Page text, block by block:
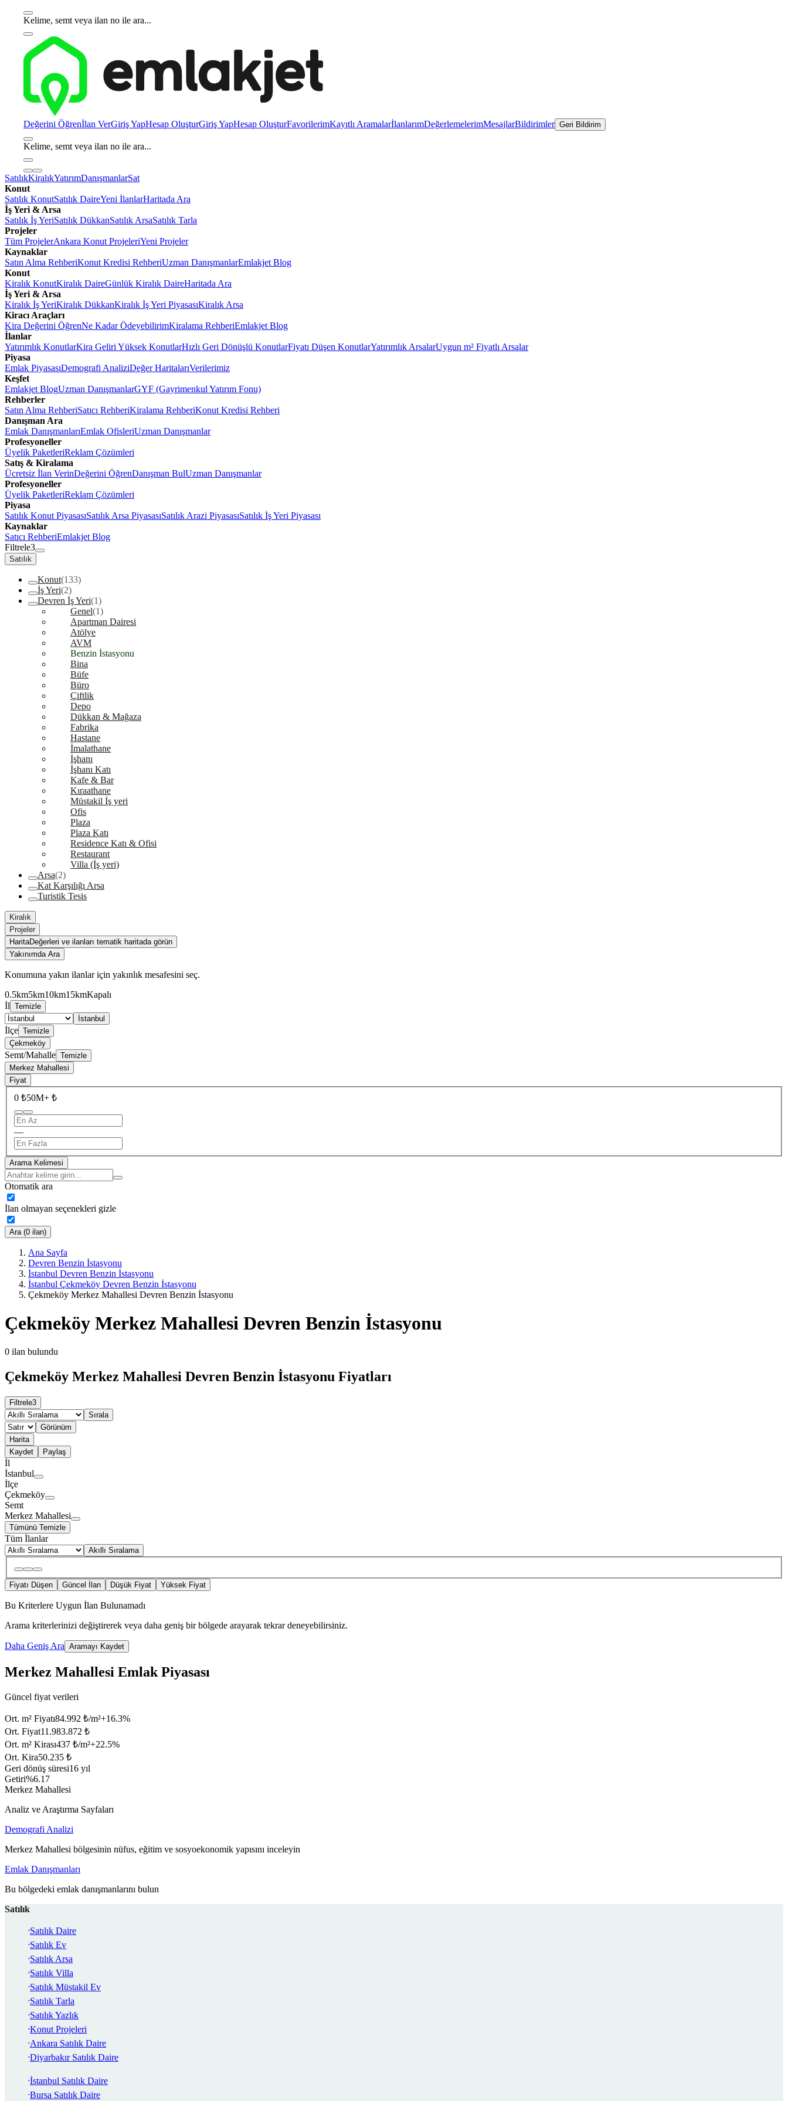
Kelime, semt veya ilan no ile ara...
Değerini Öğrenİlan VerGiriş YapHesap OluşturGiriş YapHesap OluşturFavorilerimKayıtlı AramalarİlanlarımDeğerlemelerimMesajlarBildirimler Geri Bildirim
Kelime, semt veya ilan no ile ara...
SatılıkKiralıkYatırımDanışmanlarSat
Konut
Satılık KonutSatılık DaireYeni İlanlarHaritada Ara
İş Yeri & Arsa
Satılık İş YeriSatılık DükkanSatılık ArsaSatılık Tarla
Projeler
Tüm ProjelerAnkara Konut ProjeleriYeni Projeler
Kaynaklar
Satın Alma RehberiKonut Kredisi RehberiUzman DanışmanlarEmlakjet Blog
Konut
Kiralık KonutKiralık DaireGünlük Kiralık DaireHaritada Ara
İş Yeri & Arsa
Kiralık İş YeriKiralık DükkanKiralık İş Yeri PiyasasıKiralık Arsa
Kiracı Araçları
Kira Değerini ÖğrenNe Kadar ÖdeyebilirimKiralama RehberiEmlakjet Blog
İlanlar
Yatırımlık KonutlarKira Geliri Yüksek KonutlarHızlı Geri Dönüşlü KonutlarFiyatı Düşen KonutlarYatırımlık ArsalarUygun m² Fiyatlı Arsalar
Piyasa
Emlak PiyasasıDemografi AnaliziDeğer HaritalarıVerilerimiz
Keşfet
Emlakjet BlogUzman DanışmanlarGYF (Gayrimenkul Yatırım Fonu)
Rehberler
Satın Alma RehberiSatıcı RehberiKiralama RehberiKonut Kredisi Rehberi
Danışman Ara
Emlak DanışmanlarıEmlak OfisleriUzman Danışmanlar
Profesyoneller
Üyelik PaketleriReklam Çözümleri
Satış & Kiralama
Ücretsiz İlan VerinDeğerini ÖğrenDanışman BulUzman Danışmanlar
Profesyoneller
Üyelik PaketleriReklam Çözümleri
Piyasa
Satılık Konut PiyasasıSatılık Arsa PiyasasıSatılık Arazi PiyasasıSatılık İş Yeri Piyasası
Kaynaklar
Satıcı RehberiEmlakjet Blog
Filtrele3
Satılık
Konut(133)
İş Yeri(2)
Devren İş Yeri(1)
Genel(1)
Apartman Dairesi
Atölye
AVM
Benzin İstasyonu
Bina
Büfe
Büro
Çiftlik
Depo
Dükkan & Mağaza
Fabrika
Hastane
İmalathane
İşhanı
İşhanı Katı
Kafe & Bar
Kıraathane
Müstakil İş yeri
Ofis
Plaza
Plaza Katı
Residence Katı & Ofisi
Restaurant
Villa (İş yeri)
Arsa(2)
Kat Karşılığı Arsa
Turistik Tesis
Kiralık
Projeler
HaritaDeğerleri ve ilanları tematik haritada görün
Yakınımda Ara
Konumuna yakın ilanlar için yakınlık mesafesini seç.
0.5km5km10km15kmKapalı
İl Temizle
İstanbul
İlçe Temizle
Çekmeköy
Semt/Mahalle Temizle
Merkez Mahallesi
Fiyat
0 ₺50M+ ₺
—
Arama Kelimesi
Otomatik ara
İlan olmayan seçenekleri gizle
Ara (0 ilan)
Ana Sayfa
Devren Benzin İstasyonu
İstanbul Devren Benzin İstasyonu
İstanbul Çekmeköy Devren Benzin İstasyonu
Çekmeköy Merkez Mahallesi Devren Benzin İstasyonu
Çekmeköy Merkez Mahallesi Devren Benzin İstasyonu
0 ilan bulundu
Çekmeköy Merkez Mahallesi Devren Benzin İstasyonu Fiyatları
Filtrele3
Sırala
Görünüm
Harita
Kaydet
Paylaş
İl
İstanbul
İlçe
Çekmeköy
Semt
Merkez Mahallesi
Tümünü Temizle
Tüm İlanlar
Akıllı Sıralama
Fiyatı Düşen Güncel İlan Düşük Fiyat Yüksek Fiyat
Bu Kriterlere Uygun İlan Bulunamadı
Arama kriterlerinizi değiştirerek veya daha geniş bir bölgede arayarak tekrar deneyebilirsiniz.
Daha Geniş Ara Aramayı Kaydet
Merkez Mahallesi Emlak Piyasası
Güncel fiyat verileri
Ort. m² Fiyatı84.992 ₺/m²+16.3%
Ort. Fiyat11.983.872 ₺
Ort. m² Kirası437 ₺/m²+22.5%
Ort. Kira50.235 ₺
Geri dönüş süresi16 yıl
Getiri%6.17
Merkez Mahallesi
Analiz ve Araştırma Sayfaları
Demografi Analizi
Merkez Mahallesi bölgesinin nüfus, eğitim ve sosyoekonomik yapısını inceleyin
Emlak Danışmanları
Bu bölgedeki emlak danışmanlarını bulun
Satılık
Satılık Daire
Satılık Ev
Satılık Arsa
Satılık Villa
Satılık Müstakil Ev
Satılık Tarla
Satılık Yazlık
Konut Projeleri
Ankara Satılık Daire
Diyarbakır Satılık Daire
İstanbul Satılık Daire
Bursa Satılık Daire